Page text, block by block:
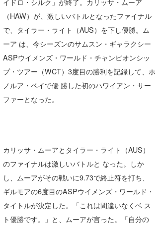
（HAW）が、激しいバトルとなったファイナル
で、タイラー・ライト（AUS）を下し優勝。ム
ーア は、今シーズンのサムスン・ギャラクシー
ASPウイメンズ・ワールド・チャンピオンシッ
プ・ツアー（WCT）3度目の勝利を記録して、ホ
ノルア・ベイで優 勝した初のハワイアン・サー
ファーとなった。
カリッサ・ムーアとタイラー・ライト（AUS）
のファイナルは激しいバトルと なった。しか
し、ムーアがその戦いに9.73で終止符を打ち、
ギルモアの6度目のASPウイメンズ・ワールド・
タイトルが決定した。「これは間違いなくベ ス
ト優勝です。」と、ムーアが言った。「自分の
mitsuteru Kamio
Yasunari Inoue
Yoshiyuki Obata
arukasvision
SURFMEDIA
Colors MAGAZINE
WAVAL
波伝説アンバサダー/プロライダー
福島寿実子
中浦“JET”章
嵯峨明日香
NOBUFUKU
大野”MAR”修聖
喜納海人
波伝説スタッフ
☆加藤
+☆maki☆+
G◎Da
H
KID
KOBU
波伝説